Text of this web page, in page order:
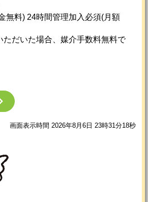
無料) 24時間管理加入必須(月額
だいた場合、媒介手数料無料で
画面表示時間 2026年8月6日 23時31分18秒